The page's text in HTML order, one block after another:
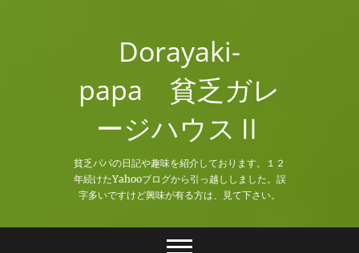
Dorayaki-
papa 貧乏ガレ
ージハウスⅡ
貧乏パパの日記や趣味を紹介しております。１２
年続けたYahooブログから引っ越ししました。誤
字多いですけど興味が有る方は、見て下さい。